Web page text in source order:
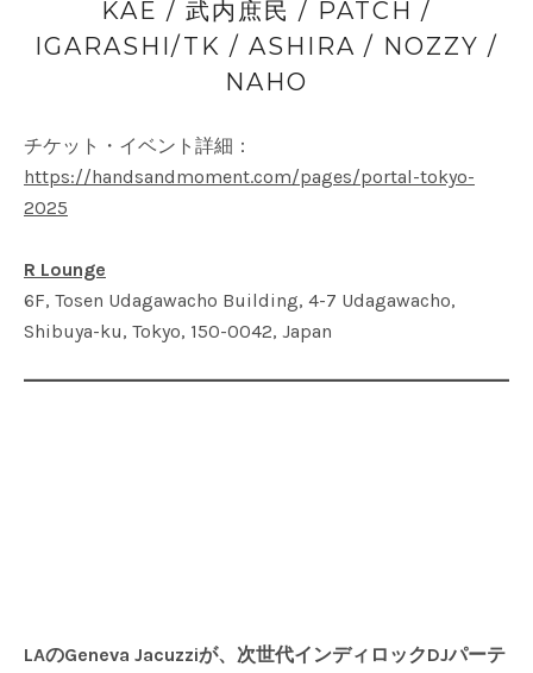
KAE / 武内庶民 / PATCH /
IGARASHI/TK / ASHIRA / NOZZY /
NAHO
チケット・イベント詳細：
https://handsandmoment.com/pages/portal-tokyo-
2025
R Lounge
6F, Tosen Udagawacho Building, 4-7 Udagawacho,
Shibuya-ku, Tokyo, 150-0042, Japan
LAのGeneva Jacuzziが、次世代インディロックDJパーテ